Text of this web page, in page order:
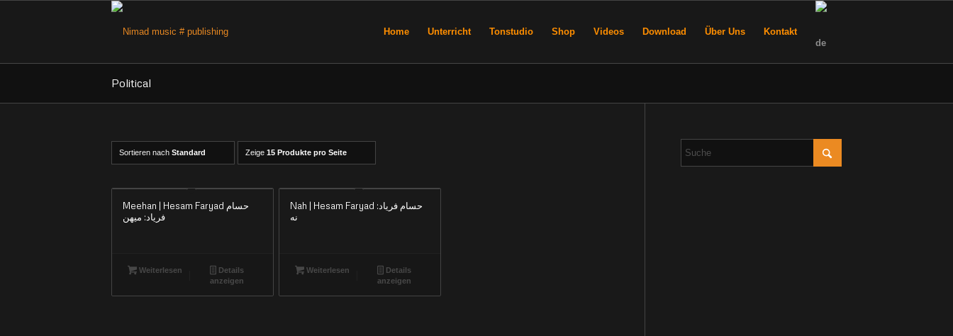
Home Unterricht Tonstudio Shop Videos Download Über Uns Kontakt
Political
Sortieren nach Standard Zeige 15 Produkte pro Seite
Meehan | Hesam Faryad حسام
فریاد: میهن
Weiterlesen
Details
anzeigen
Nah | Hesam Faryad حسام فریاد:
نه
Weiterlesen
Details
anzeigen